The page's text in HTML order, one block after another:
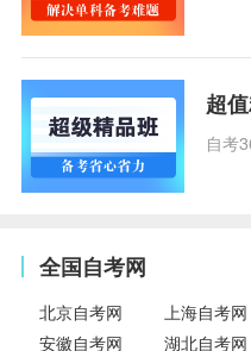
超
自考
全国自考网
北京自考网 上海自考网
安徽自考网
湖北自考网